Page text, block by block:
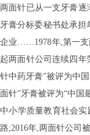
两面针已从一支牙膏
牙膏分标委秘书处承担
企业……1978年,第一支
起两面针公司连续四年
针中药牙膏”被评为中
面针”牙膏被评为“中国
中小学质量教育社会
路;2016年,两面针公司